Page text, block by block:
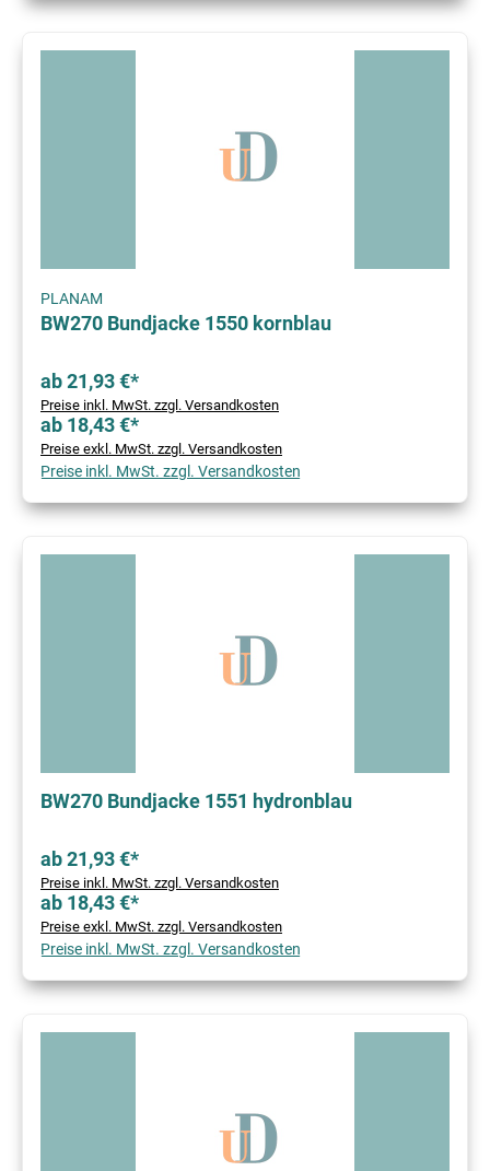
PLANAM
BW270 Bundjacke 1550 kornblau
ab 21,93 €*
Preise inkl. MwSt. zzgl. Versandkosten
ab 18,43 €*
Preise exkl. MwSt. zzgl. Versandkosten
Preise inkl. MwSt. zzgl. Versandkosten
BW270 Bundjacke 1551 hydronblau
ab 21,93 €*
Preise inkl. MwSt. zzgl. Versandkosten
ab 18,43 €*
Preise exkl. MwSt. zzgl. Versandkosten
Preise inkl. MwSt. zzgl. Versandkosten